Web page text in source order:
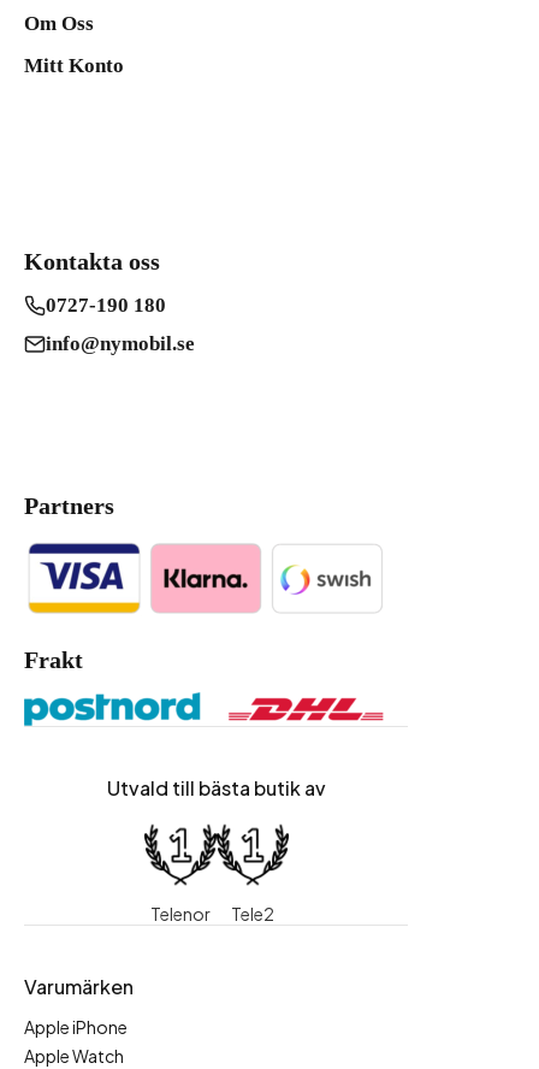
Om Oss
Mitt Konto
Kontakta oss
0727-190 180
info@nymobil.se
Partners
Frakt
Utvald till bästa butik av
Telenor Tele2
Varumärken
Apple iPhone
Apple Watch